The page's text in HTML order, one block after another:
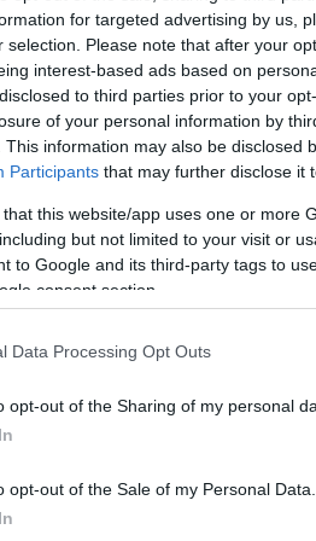
for targeted advertising by us,
selection. Please note that after your
interest-based ads based on
to third parties prior to your
of your personal information by
This information may also be disclosed
Participants that may further disclose it
that this website/app uses one or more
but not limited to your visit or
to Google and its third-party tags to
consent section.
Data Processing Opt Outs
opt-out of the Sharing of my personal
opt-out of the Sale of my Personal Data.
που έχει – σαν όρεξη,
όρεξη για τη διαδικασία.
να είναι στεναχωρημένη.
Ευαγγελινός.